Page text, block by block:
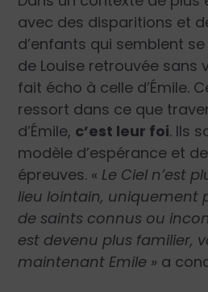
avec des disparitions et
d’enfants qui semblent
de Louise retrouvée sans
fait écho à celle d’Émile.
ressort dans ce que
d’Émile, c’est leur foi. Ils
modèle d’espérance et
épreuves. « Le Ciel n’est
lieu lointain, uniquement
de saints connus ou
est devenu plus familier,
maintenant Emile » a